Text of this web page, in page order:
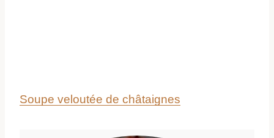
Soupe veloutée de châtaignes